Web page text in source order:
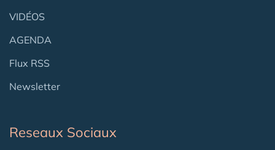
VIDÉOS
AGENDA
Flux RSS
Newsletter
Reseaux Sociaux